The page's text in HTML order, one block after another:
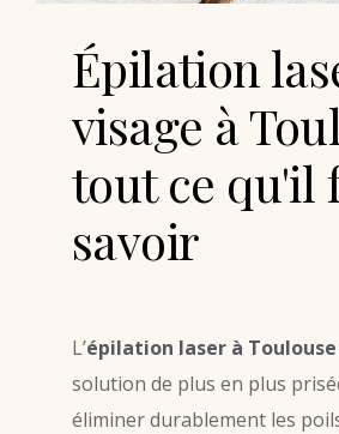
Épilation
visage à
tout ce qu'il
savoir
L’épilation laser à Toulouse
solution de plus en plus
éliminer durablement les